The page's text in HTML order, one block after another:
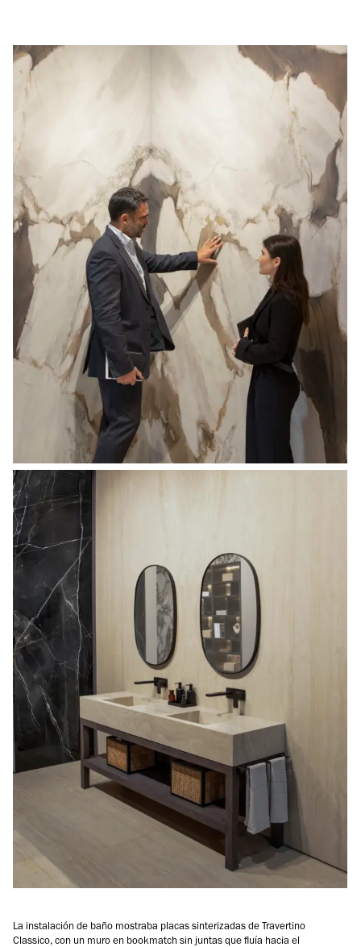
La instalación de baño mostraba placas sinterizadas de Travertino
Classico, con un muro en bookmatch sin juntas que fluía hacia el